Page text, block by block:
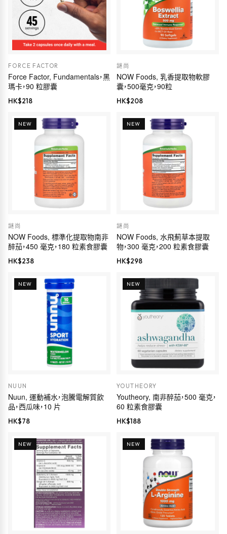
FORCE FACTOR
Force Factor, Fundamentals，黑
瑪卡，90 粒膠囊
HK$218
謎尚
NOW Foods, 乳香提取物軟膠
囊，500毫克，90粒
HK$208
NEW
謎尚
NOW Foods, 標準化提取物南非
醉茄，450 毫克，180 粒素食膠囊
HK$238
NEW
謎尚
NOW Foods, 水飛薊草本提取
物，300 毫克，200 粒素食膠囊
HK$298
NEW
NUUN
Nuun, 運動補水，泡騰電解質飲
品，西瓜味，10 片
HK$78
NEW
YOUTHEORY
Youtheory, 南非醉茄，500 毫克，
60 粒素食膠囊
HK$188
NEW NEW